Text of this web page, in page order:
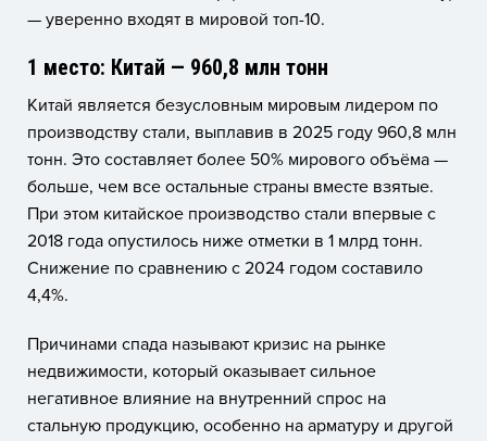
— уверенно входят в мировой топ-10.
1 место: Китай — 960,8 млн тонн
Китай является безусловным мировым лидером по
производству стали, выплавив в 2025 году 960,8 млн
тонн. Это составляет более 50% мирового объёма —
больше, чем все остальные страны вместе взятые.
При этом китайское производство стали впервые с
2018 года опустилось ниже отметки в 1 млрд тонн.
Снижение по сравнению с 2024 годом составило
4,4%.
Причинами спада называют кризис на рынке
недвижимости, который оказывает сильное
негативное влияние на внутренний спрос на
стальную продукцию, особенно на арматуру и другой